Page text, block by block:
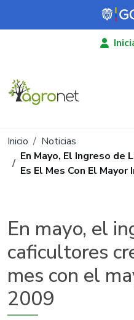
Pasar al contenido principal
Ruta de
Inicio
Noticias
En Mayo, El Ingreso de
Es El Mes Con El
En mayo, el
caficultores
mes con el
2009